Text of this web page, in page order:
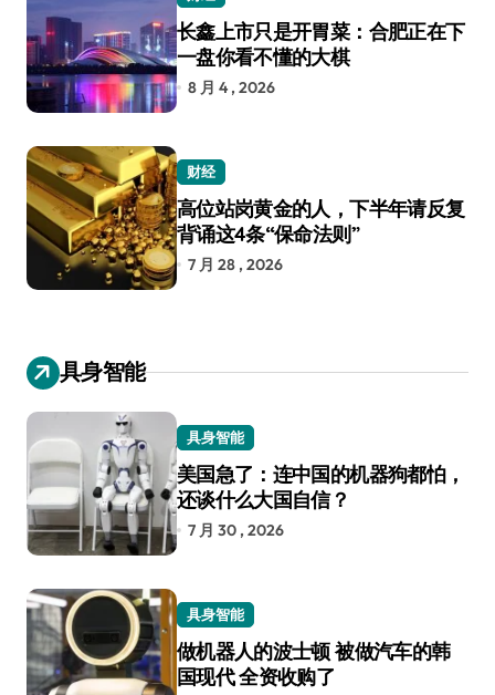
长鑫上市只是开胃菜：合肥正在下
一盘你看不懂的大棋
8 月 4 , 2026
财经
高位站岗黄金的人，下半年请反复
背诵这4条“保命法则”
7 月 28 , 2026
具身智能
具身智能
美国急了：连中国的机器狗都怕，
还谈什么大国自信？
7 月 30 , 2026
具身智能
做机器人的波士顿 被做汽车的韩
国现代 全资收购了